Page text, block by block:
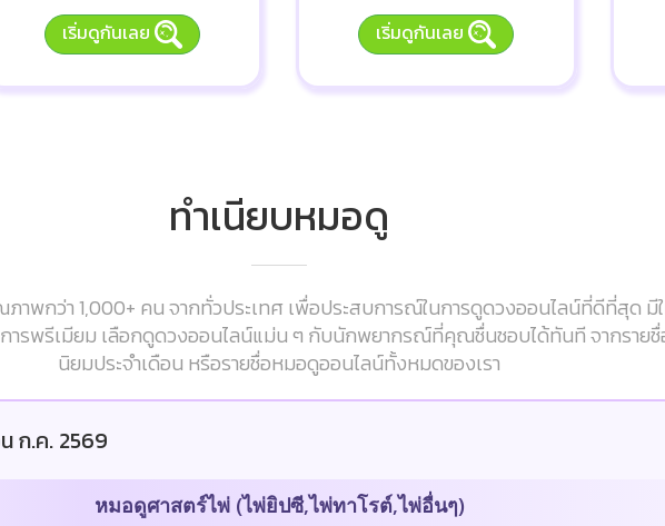
เริ่มดูกันเลย
เริ่มดูกันเลย
ทำเนียบหมอดู
าพกว่า 1,000+ คน จากทั่วประเทศ เพื่อประสบการณ์ในการดูดวงออนไลน์ที่ดีที่สุด มี
ารพรีเมียม เลือกดูดวงออนไลน์แม่น ๆ กับนักพยากรณ์ที่คุณชื่นชอบได้ทันที จากราย
นิยมประจำเดือน หรือรายชื่อหมอดูออนไลน์ทั้งหมดของเรา
ก.ค. 2569
หมอดูศาสตร์ไพ่ (ไพ่ยิปซี,ไพ่ทาโรต์,ไพ่อื่นๆ)